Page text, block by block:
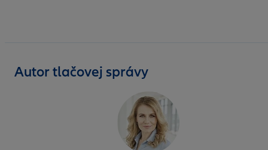
Autor tlačovej správy